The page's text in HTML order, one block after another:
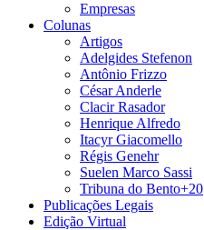
Empresas
Colunas
Artigos
Adelgides Stefenon
Antônio Frizzo
César Anderle
Clacir Rasador
Henrique Alfredo
Itacyr Giacomello
Régis Genehr
Suelen Marco Sassi
Tribuna do Bento+20
Publicações Legais
Edição Virtual